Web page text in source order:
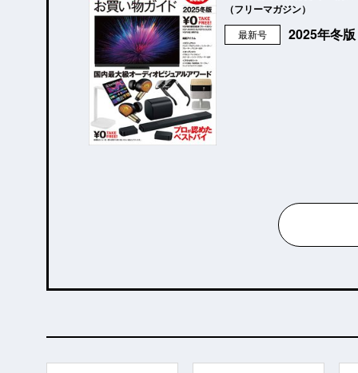
（フリーマガジン）
最新号 2025年冬